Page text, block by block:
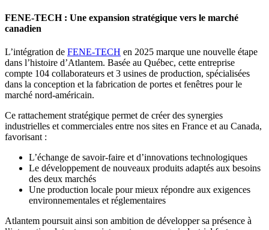
FENE-TECH : Une expansion stratégique vers le marché
canadien
L’intégration de FENE-TECH en 2025 marque une nouvelle étape
dans l’histoire d’Atlantem. Basée au Québec, cette entreprise
compte 104 collaborateurs et 3 usines de production, spécialisées
dans la conception et la fabrication de portes et fenêtres pour le
marché nord-américain.
Ce rattachement stratégique permet de créer des synergies
industrielles et commerciales entre nos sites en France et au Canada,
favorisant :
L’échange de savoir-faire et d’innovations technologiques
Le développement de nouveaux produits adaptés aux besoins
des deux marchés
Une production locale pour mieux répondre aux exigences
environnementales et réglementaires
Atlantem poursuit ainsi son ambition de développer sa présence à